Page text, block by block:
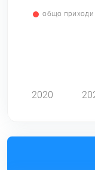
общо приходи
2020